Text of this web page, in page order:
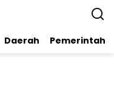
Daerah